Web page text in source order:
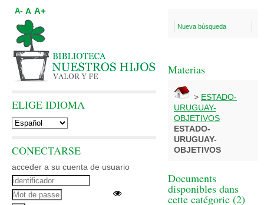
Nueva búsqueda
Materias
> ESTADO-
URUGUAY-
OBJETIVOS
ESTADO-
URUGUAY-
OBJETIVOS
Documents
disponibles dans
cette catégorie (2)
A- A A+
ELIGE IDIOMA
CONECTARSE
acceder a su cuenta de usuario